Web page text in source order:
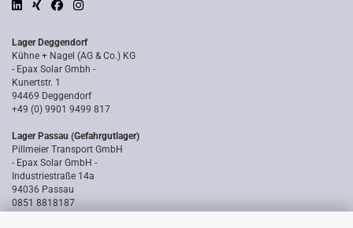
Lager Deggendorf
Kühne + Nagel (AG & Co.) KG
- Epax Solar Gmbh -
Kunertstr. 1
94469 Deggendorf
+49 (0) 9901 9499 817
Lager Passau (Gefahrgutlager)
Pillmeier Transport GmbH
- Epax Solar GmbH -
Industriestraße 14a
94036 Passau
0851 8818187